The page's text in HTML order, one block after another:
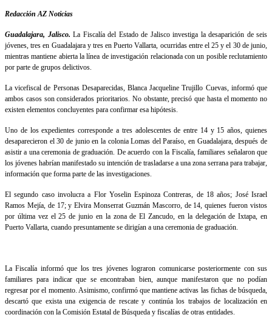
Redacción AZ Noticias
Guadalajara, Jalisco. La Fiscalía del Estado de Jalisco investiga la desaparición de seis
jóvenes, tres en Guadalajara y tres en Puerto Vallarta, ocurridas entre el 25 y el 30 de junio,
mientras mantiene abierta la línea de investigación relacionada con un posible reclutamiento
por parte de grupos delictivos.
La vicefiscal de Personas Desaparecidas, Blanca Jacqueline Trujillo Cuevas, informó que
ambos casos son considerados prioritarios. No obstante, precisó que hasta el momento no
existen elementos concluyentes para confirmar esa hipótesis.
Uno de los expedientes corresponde a tres adolescentes de entre 14 y 15 años, quienes
desaparecieron el 30 de junio en la colonia Lomas del Paraíso, en Guadalajara, después de
asistir a una ceremonia de graduación. De acuerdo con la Fiscalía, familiares señalaron que
los jóvenes habrían manifestado su intención de trasladarse a una zona serrana para trabajar,
información que forma parte de las investigaciones.
El segundo caso involucra a Flor Yoselin Espinoza Contreras, de 18 años; José Israel
Ramos Mejía, de 17; y Elvira Monserrat Guzmán Mascorro, de 14, quienes fueron vistos
por última vez el 25 de junio en la zona de El Zancudo, en la delegación de Ixtapa, en
Puerto Vallarta, cuando presuntamente se dirigían a una ceremonia de graduación.
La Fiscalía informó que los tres jóvenes lograron comunicarse posteriormente con sus
familiares para indicar que se encontraban bien, aunque manifestaron que no podían
regresar por el momento. Asimismo, confirmó que mantiene activas las fichas de búsqueda,
descartó que exista una exigencia de rescate y continúa los trabajos de localización en
coordinación con la Comisión Estatal de Búsqueda y fiscalías de otras entidades.